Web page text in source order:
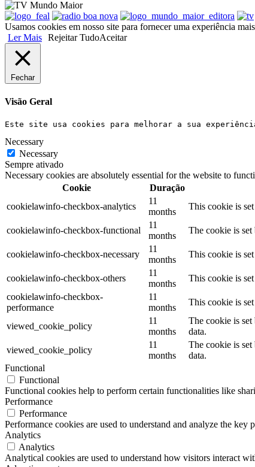
Usamos cookies em nosso site para fornecer uma experiência
Ler Mais Rejeitar TudoAceitar
Fechar
Visão Geral
Este site usa cookies para melhorar a sua
Necessary
Necessary
Sempre ativado
Necessary cookies are absolutely essential for the website to
Cookie
Duração
cookielawinfo-checkbox-analytics
11
months
This cookie is
cookielawinfo-checkbox-functional
11
months
The cookie is
cookielawinfo-checkbox-necessary
11
months
This cookie is
cookielawinfo-checkbox-others
11
months
This cookie is
cookielawinfo-checkbox-
performance
11
months
This cookie is
viewed_cookie_policy
11
months
The cookie is set
data.
viewed_cookie_policy
11
months
The cookie is set
data.
Functional
Functional
Functional cookies help to perform certain functionalities like
Performance
Performance
Performance cookies are used to understand and analyze the
Analytics
Analytics
Analytical cookies are used to understand how visitors interact